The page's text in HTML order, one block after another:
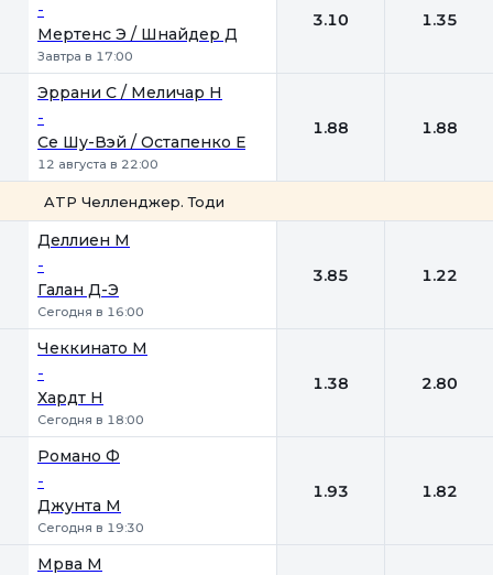
-
Мертенс Э / Шнайдер Д
Завтра в 17:00
3.10 1.35
Эррани С / Меличар Н
-
Се Шу-Вэй / Остапенко Е
12 августа в 22:00
1.88 1.88
ATP Челленджер. Тоди
Деллиен М
-
Галан Д-Э
Сегодня в 16:00
3.85 1.22
Чеккинато М
-
Хардт Н
Сегодня в 18:00
1.38 2.80
Романо Ф
-
Джунта М
Сегодня в 19:30
1.93 1.82
Мрва М